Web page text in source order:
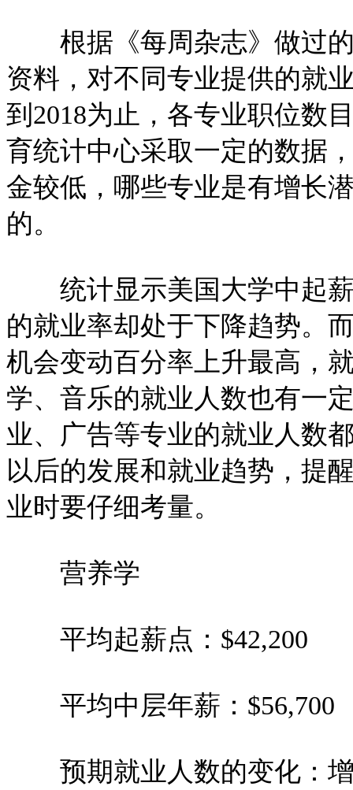
根据《每周杂志》做过的
资料，对不同专业提供的就
到2018为止，各专业职位数
育统计中心采取一定的数据
金较低，哪些专业是有增长
的。
统计显示美国大学中起薪
的就业率却处于下降趋势。
机会变动百分率上升最高，
学、音乐的就业人数也有一
业、广告等专业的就业人数
以后的发展和就业趋势，提
业时要仔细考量。
营养学
平均起薪点：$42,200
平均中层年薪：$56,700
预期就业人数的变化：增